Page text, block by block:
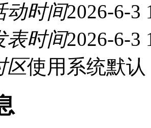
动时间2026-6-3
表时间2026-6-3
区使用系统默认